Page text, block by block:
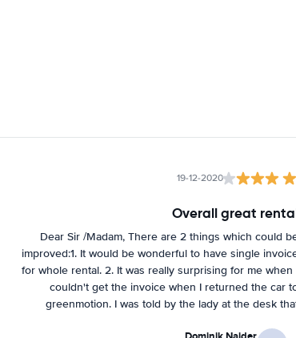
19-12-2020
Overall great
Dear Sir /Madam, There are 2 things which could
improved:1. It would be wonderful to have single
for whole rental. 2. It was really surprising for me when
couldn't get the invoice when I returned the car
greenmotion. I was told by the lady at the desk